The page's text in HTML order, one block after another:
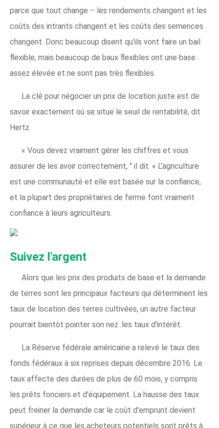
parce que tout change – les rendements changent et les
coûts des intrants changent et les coûts des semences
changent. Donc beaucoup disent qu'ils vont faire un bail
flexible, mais beaucoup de baux flexibles ont une base
assez élevée et ne sont pas très flexibles.
La clé pour négocier un prix de location juste est de
savoir exactement où se situe le seuil de rentabilité, dit
Hertz.
« Vous devez vraiment gérer les chiffres et vous
assurer de les avoir correctement, " il dit. « L’agriculture
est une communauté et elle est basée sur la confiance,
et la plupart des propriétaires de ferme font vraiment
confiance à leurs agriculteurs.
Suivez l'argent
Alors que les prix des produits de base et la demande
de terres sont les principaux facteurs qui déterminent les
taux de location des terres cultivées, un autre facteur
pourrait bientôt pointer son nez :les taux d'intérêt.
La Réserve fédérale américaine a relevé le taux des
fonds fédéraux à six reprises depuis décembre 2016. Le
taux affecte des durées de plus de 60 mois, y compris
les prêts fonciers et d'équipement. La hausse des taux
peut freiner la demande car le coût d'emprunt devient
supérieur à ce que les acheteurs potentiels sont prêts à